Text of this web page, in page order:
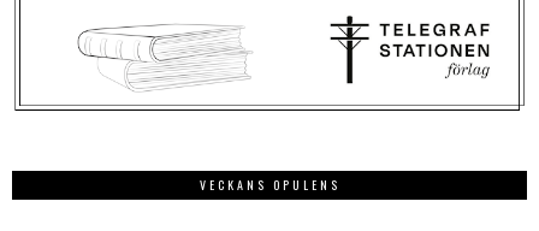
VECKANS OPULENS